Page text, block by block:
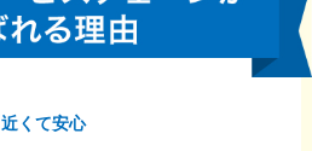
近くて安心